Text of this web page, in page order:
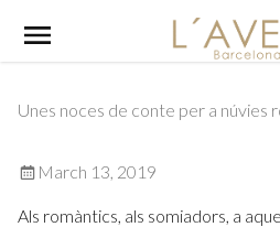
content
Unes noces de conte per a núvies
March 13, 2019
Als romàntics, als somiadors, a